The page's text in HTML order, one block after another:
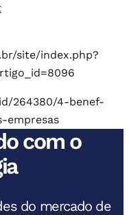
site/index.php?
264380/4-benef-
empresas
com o
do mercado de